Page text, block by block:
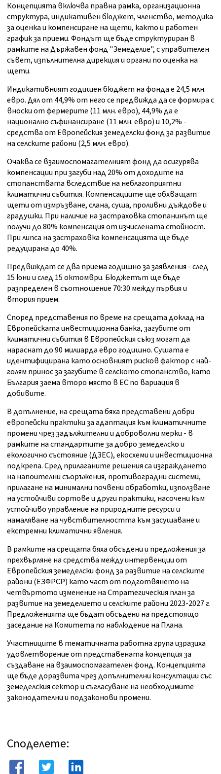
Концепцията включва правна рамка, организационна
структура, индикативен бюджет, членство, методика
за оценка и компенсиране на щети, както и работен
график за приеми. Фондът ще бъде структуриран в
рамките на Държавен фонд "Земеделие", с управителен
съвет, изпълнителна дирекция и органи по оценка на
щети.
Индикативният годишен бюджет на фонда е 24,5 млн.
евро. Дял от 44,9% от него се предвижда да се формира с
вноски от фермерите (11 млн. евро), 44,9% да е
национално съфинансиране (11 млн. евро) и 10,2% -
средства от Европейския земеделски фонд за развитие
на селските райони (2,5 млн. евро).
Очаква се взаимоспомагателният фонд да осигурява
компенсации при загуби над 20% от доходите на
стопанствата вследствие на неблагоприятни
климатични събития. Компенсациите ще обхващат
щети от измръзване, слана, суша, проливни дъждове и
градушки. При наличие на застраховка стопанинът ще
получи до 80% компенсация от изчислената стойност.
При липса на застраховка компенсацията ще бъде
редуцирана до 40%.
Предвиждат се два приема годишно за заявления - след
15 юни и след 15 октомври. Бюджетът ще бъде
разпределен в съотношение 70:30 между първия и
втория прием.
Според представения по време на срещата доклад на
Европейската инвестиционна банка, загубите от
климатични събития в Европейския съюз могат да
нараснат до 90 милиарда евро годишно. Сушата е
идентифицирана като основният рисков фактор с най-
голям принос за загубите в селското стопанство, като
България заема второ място в ЕС по вариация в
добивите.
В допълнение, на срещата бяха представени добри
европейски практики за адаптация към климатичните
промени чрез задължителни и доброволни мерки - в
рамките на стандартите за добро земеделско и
екологично състояние (ДЗЕС), екосхеми и инвестиционна
подкрепа. Сред прилаганите решения са изграждането
на напоителни съоръжения, противоградни системи,
прилагане на минимални почвени обработки, използване
на устойчиви сортове и други практики, насочени към
устойчиво управление на природните ресурси и
намаляване на чувствителността към засушаване и
екстремни климатични явления.
В рамките на срещата бяха обсъдени и предложения за
прехвърляне на средства между интервенции от
Европейския земеделски фонд за развитие на селските
райони (ЕЗФРСР) като част от подготвянето на
четвъртото изменение на Стратегическия план за
развитие на земеделието и селските райони 2023-2027 г.
Предложенията ще бъдат обсъдени на предстоящо
заседание на Комитета по наблюдение на Плана.
Участниците в тематичната работна група изразиха
удовлетворение от представената концепция за
създаване на взаимоспомагателен фонд. Концепцията
ще бъде доразвита чрез допълнителни консултации със
земеделския сектор и съгласуване на необходимите
законодателни и подзаконови промени.
Споделете: